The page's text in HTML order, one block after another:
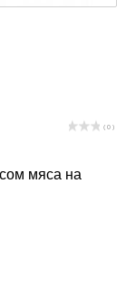
( 0 )
мяса на